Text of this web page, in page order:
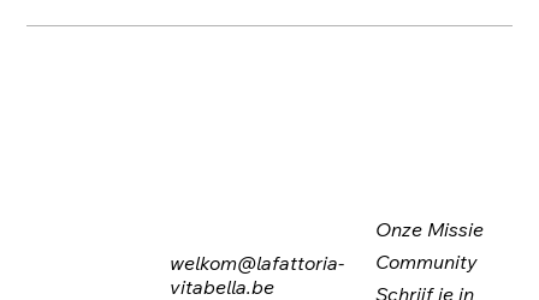
Onze Missie
Community
Schrijf je in
welkom@lafattoria-
vitabella.be